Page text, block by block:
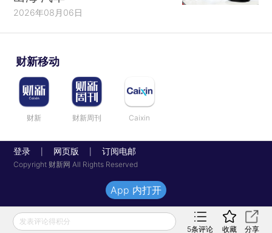
2026年08月06日
财新移动
财新 财新周刊 Caixin
登录 网页版 订阅电邮
Copyright 财新网 All Rights Reserved
发表评论得积分
5条评论 收藏 分享
App 内打开